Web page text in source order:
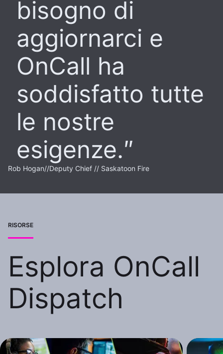
bisogno di
aggiornarci e
OnCall ha
soddisfatto tutte
le nostre
esigenze.
Rob Hogan//Deputy Chief // Saskatoon Fire
RISORSE
Esplora OnCall
Dispatch